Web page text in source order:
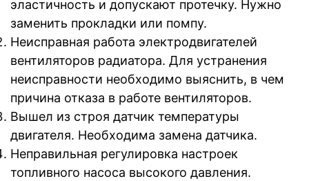
эластичность и допускают протечку. Нужно
заменить прокладки или помпу.
Неисправная работа электродвигателей
вентиляторов радиатора. Для устранения
неисправности необходимо выяснить, в чем
причина отказа в работе вентиляторов.
Вышел из строя датчик температуры
двигателя. Необходима замена датчика.
Неправильная регулировка настроек
топливного насоса высокого давления.